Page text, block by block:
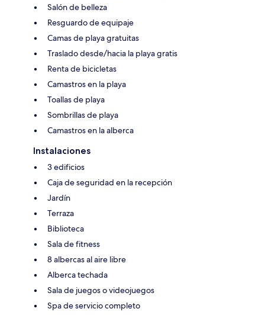
Salón de belleza
Resguardo de equipaje
Camas de playa gratuitas
Traslado desde/hacia la playa gratis
Renta de bicicletas
Camastros en la playa
Toallas de playa
Sombrillas de playa
Camastros en la alberca
Instalaciones
3 edificios
Caja de seguridad en la recepción
Jardín
Terraza
Biblioteca
Sala de fitness
8 albercas al aire libre
Alberca techada
Sala de juegos o videojuegos
Spa de servicio completo